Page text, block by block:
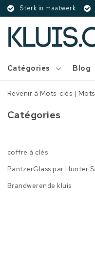
Sterk in maatwerk
Catégories Blog
Revenir à Mots-clés |
Catégories
coffre à clés
PantzerGlass par Hunter
Brandwerende kluis